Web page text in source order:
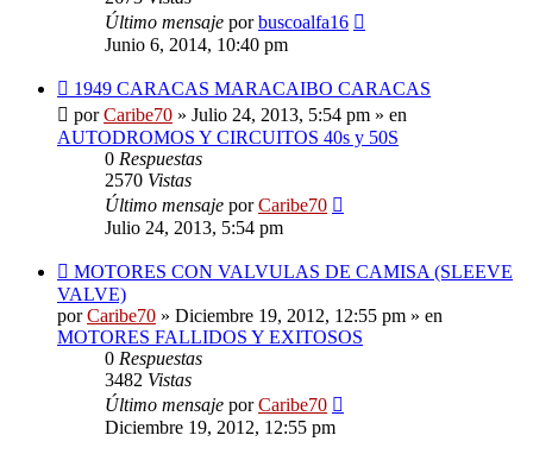
Último mensaje porbuscoalfa16
Junio 6, 2014, 10:40 pm
Nuevo
mensaje
1949 CARACAS MARACAIBO CARACAS
porCaribe70 » Julio 24, 2013, 5:54 pm » en
AUTODROMOS Y CIRCUITOS 40s y 50S
0 Respuestas
2570 Vistas
Último mensaje porCaribe70
Julio 24, 2013, 5:54 pm
Nuevo
mensaje
MOTORES CON VALVULAS DE CAMISA (SLEEVE
VALVE)
porCaribe70 » Diciembre 19, 2012, 12:55 pm » en
MOTORES FALLIDOS Y EXITOSOS
0 Respuestas
3482 Vistas
Último mensaje porCaribe70
Diciembre 19, 2012, 12:55 pm